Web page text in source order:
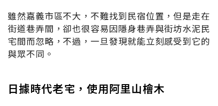
雖然嘉義市區不大，不難找到民宿位置，但是走在
街道巷弄間，卻也很容易因隱身巷弄與街坊水泥民
宅間而忽略，不過，一旦發現就能立刻感受到它的
與眾不同。
日據時代老宅，使用阿里山檜木